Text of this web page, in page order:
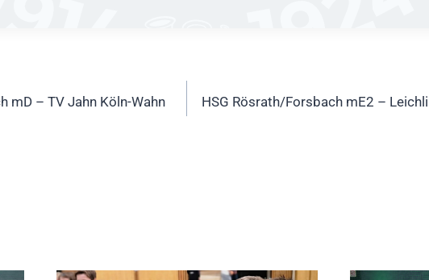
mD – TV Jahn Köln-Wahn
HSG Rösrath/Forsbach mE2 –